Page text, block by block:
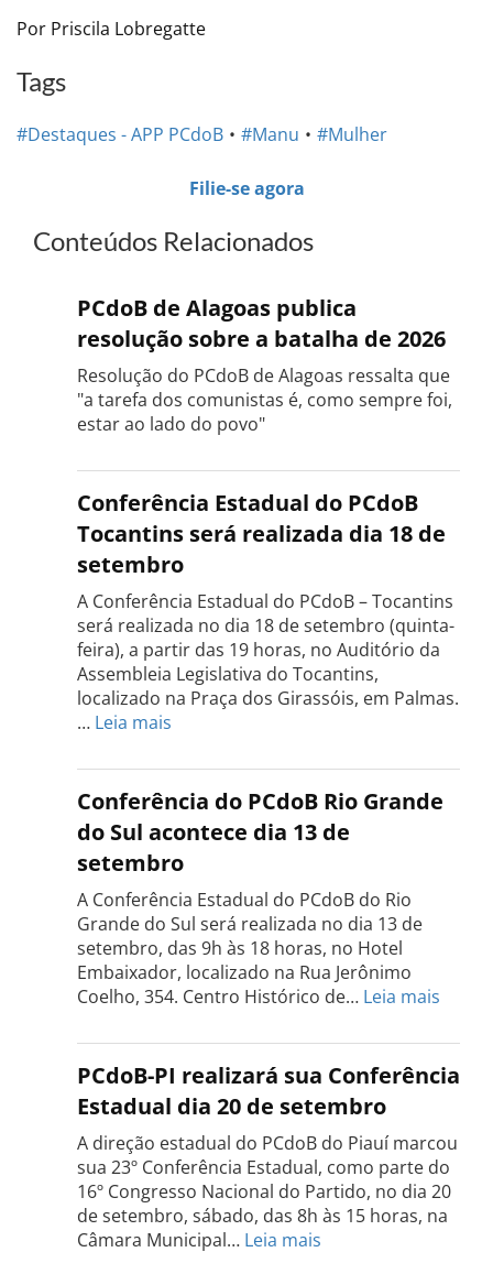
Por Priscila Lobregatte
Tags
#Destaques - APP PCdoB #Manu #Mulher
Filie-se agora
Conteúdos Relacionados
PCdoB de Alagoas publica
resolução sobre a batalha de 2026
Resolução do PCdoB de Alagoas ressalta que
"a tarefa dos comunistas é, como sempre foi,
estar ao lado do povo"
Conferência Estadual do PCdoB
Tocantins será realizada dia 18 de
setembro
A Conferência Estadual do PCdoB – Tocantins
será realizada no dia 18 de setembro (quinta-
feira), a partir das 19 horas, no Auditório da
Assembleia Legislativa do Tocantins,
localizado na Praça dos Girassóis, em Palmas.
… Leia mais
Estadual
do
PCdoB
Tocantins
será
realizada
dia
18
de
setembro
Conferência do PCdoB Rio Grande
do Sul acontece dia 13 de
setembro
A Conferência Estadual do PCdoB do Rio
Grande do Sul será realizada no dia 13 de
setembro, das 9h às 18 horas, no Hotel
Embaixador, localizado na Rua Jerônimo
Coelho, 354. Centro Histórico de… Leia mais
do
PCdoB
Rio
do
Sul
dia
PCdoB-PI realizará sua Conferência
Estadual dia 20 de setembro
A direção estadual do PCdoB do Piauí marcou
sua 23º Conferência Estadual, como parte do
16º Congresso Nacional do Partido, no dia 20
de setembro, sábado, das 8h às 15 horas, na
Câmara Municipal… Leia mais